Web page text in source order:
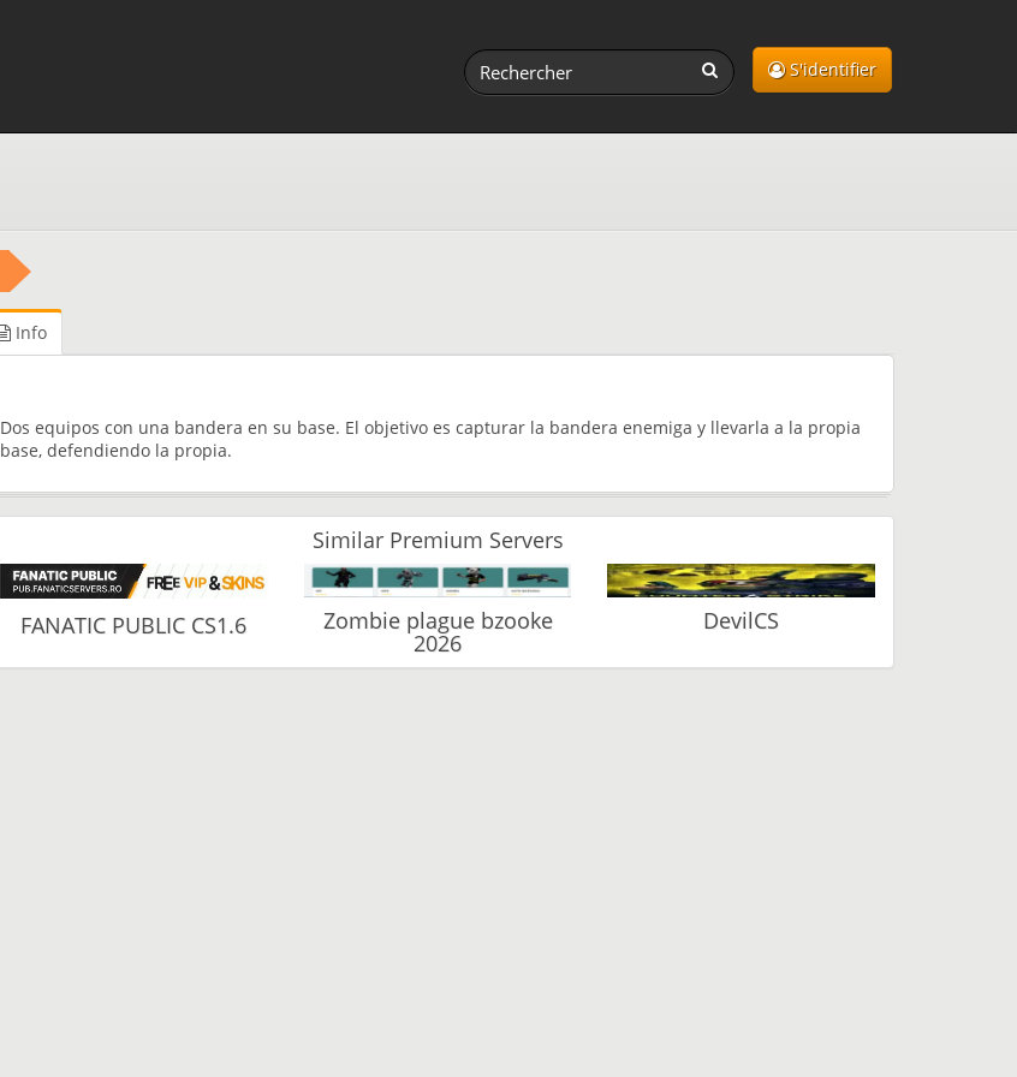
S'identifier
Info
Dos equipos con una bandera en su base. El objetivo es capturar la bandera enemiga y llevarla a la propia
base, defendiendo la propia.
Similar Premium Servers
FANATIC PUBLIC CS1.6 Zombie plague bzooke
2026
DevilCS